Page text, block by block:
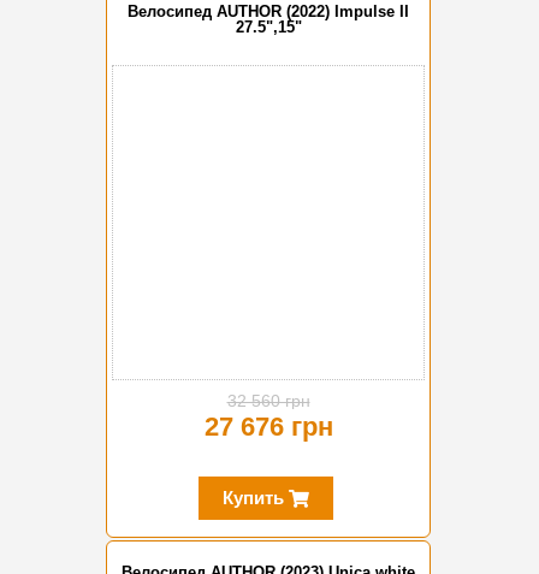
Велосипед AUTHOR (2022) Impulse II
27.5",15"
32 560 грн
27 676 грн
Купить